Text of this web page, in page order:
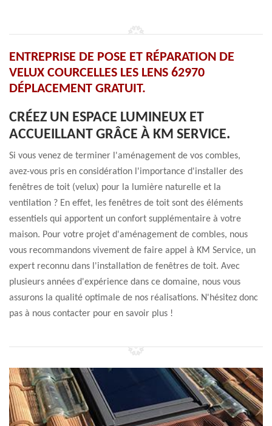
ENTREPRISE DE POSE ET RÉPARATION DE
VELUX COURCELLES LES LENS 62970
DÉPLACEMENT GRATUIT.
CRÉEZ UN ESPACE LUMINEUX ET
ACCUEILLANT GRÂCE À KM SERVICE.
Si vous venez de terminer l'aménagement de vos combles,
avez-vous pris en considération l'importance d'installer des
fenêtres de toit (velux) pour la lumière naturelle et la
ventilation ? En effet, les fenêtres de toit sont des éléments
essentiels qui apportent un confort supplémentaire à votre
maison. Pour votre projet d'aménagement de combles, nous
vous recommandons vivement de faire appel à KM Service, un
expert reconnu dans l'installation de fenêtres de toit. Avec
plusieurs années d'expérience dans ce domaine, nous vous
assurons la qualité optimale de nos réalisations. N'hésitez donc
pas à nous contacter pour en savoir plus !